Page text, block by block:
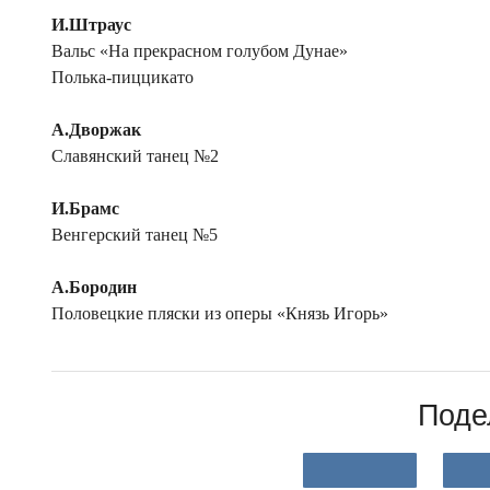
И.Штраус
Вальс «На прекрасном голубом Дунае»
Полька-пиццикато
А.Дворжак
Славянский танец №2
И.Брамс
Венгерский танец №5
А.Бородин
Половецкие пляски из оперы «Князь Игорь»